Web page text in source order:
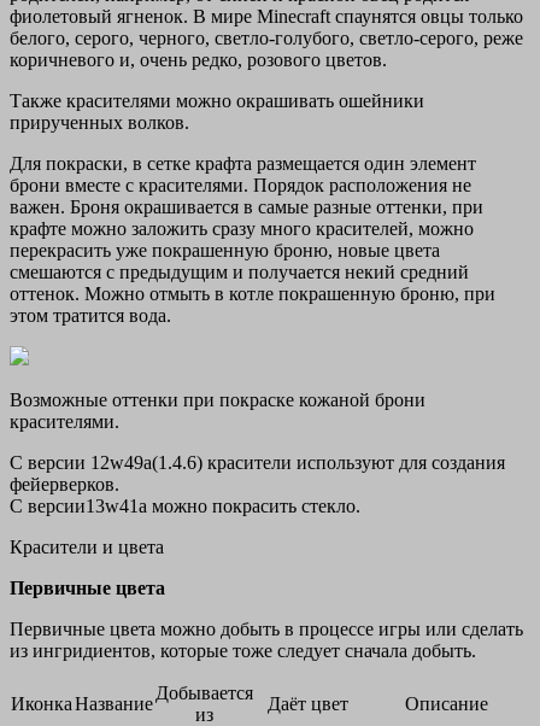
фиолетовый ягненок. В мире Minecraft спаунятся овцы только
белого, серого, черного, светло-голубого, светло-серого, реже
коричневого и, очень редко, розового цветов.
Также красителями можно окрашивать ошейники
прирученных волков.
Для покраски, в сетке крафта размещается один элемент
брони вместе с красителями. Порядок расположения не
важен. Броня окрашивается в самые разные оттенки, при
крафте можно заложить сразу много красителей, можно
перекрасить уже покрашенную броню, новые цвета
смешаются с предыдущим и получается некий средний
оттенок. Можно отмыть в котле покрашенную броню, при
этом тратится вода.
Возможные оттенки при покраске кожаной брони
красителями.
С версии 12w49а(1.4.6) красители используют для создания
фейерверков.
С версии13w41а можно покрасить стекло.
Красители и цвета
Первичные цвета
Первичные цвета можно добыть в процессе игры или сделать
из ингридиентов, которые тоже следует сначала добыть.
ИконкаНазвание
Добывается
из
Даёт цвет Описание